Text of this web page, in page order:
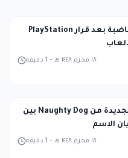
ردود الفعل الغاضبة بعد قرار PlayStation
1 دقيقة - ١٨ محرم ١٤٤٨ هـ
لعبة الفضاء الجديدة من Naughty Dog بين
الاسم
1 دقيقة - ١٨ محرم ١٤٤٨ هـ